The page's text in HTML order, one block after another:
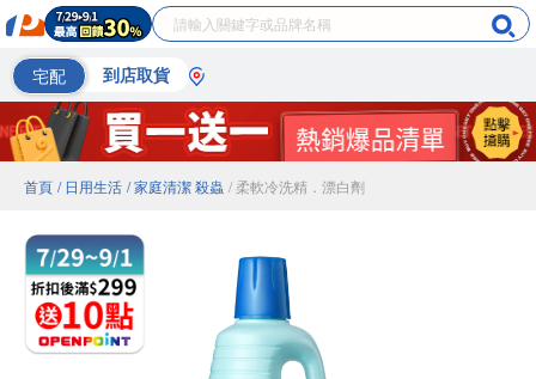
宅配 到店取貨
首頁 / 日用生活 / 家庭清潔 殺蟲 / 柔軟冷洗精．漂白劑